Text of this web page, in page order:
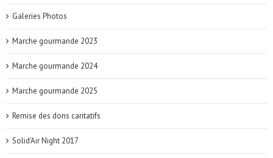
Galeries Photos
Marche gourmande 2023
Marche gourmande 2024
Marche gourmande 2025
Remise des dons caritatifs
Solid'Air Night 2017